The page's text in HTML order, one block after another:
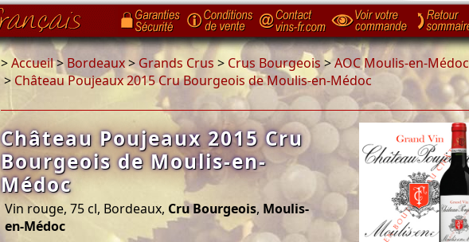
>Accueil>Bordeaux> Grands Crus > Crus Bourgeois>AOC Moulis-en-Médoc
> Château Poujeaux 2015 Cru Bourgeois de Moulis-en-Médoc
Château Poujeaux 2015 Cru
Bourgeois de Moulis-en-
Médoc
Vin rouge, 75 cl, Bordeaux, Cru Bourgeois, Moulis-
en-Médoc